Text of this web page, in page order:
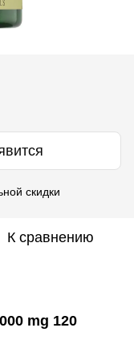
скидки
К сравнению
mg 120